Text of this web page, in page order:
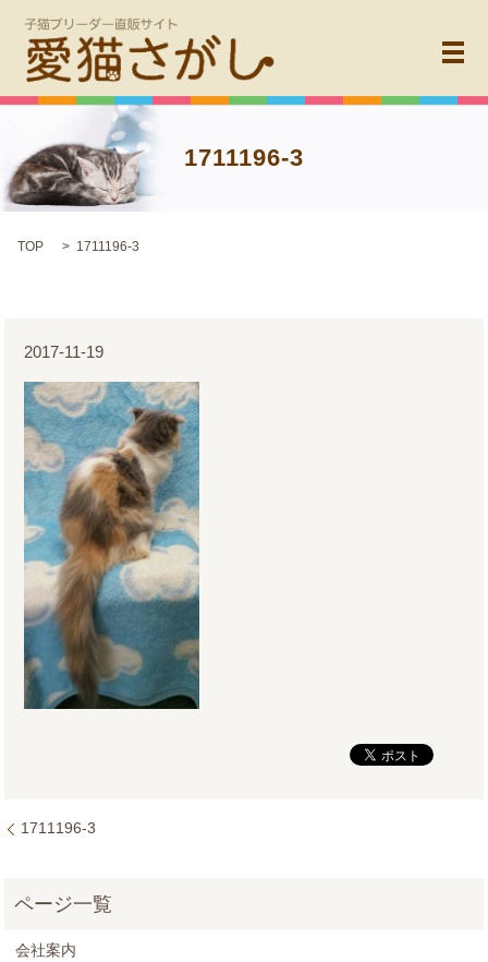
メ
1711196-3
TOP 1711196-3
2017-11-19
1711196-3
会社案内